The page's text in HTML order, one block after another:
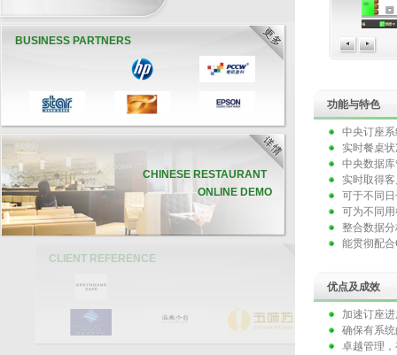
BUSINESS PARTNERS
CHINESE RESTAURANT
ONLINE DEMO
CLIENT REFERENCE
功能与特色
中央订座
实时餐桌
中央数据
实时取得
可于不同
可为不同
整合数据
能贯彻配
优点及成效
加速订座
确保有系
卓越管理